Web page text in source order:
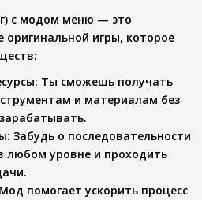
с модом меню — это
оригинальной игры, которое
: Ты сможешь получать
и материалам без
: Забудь о последовательности
уровне и проходить
помогает ускорить процесс